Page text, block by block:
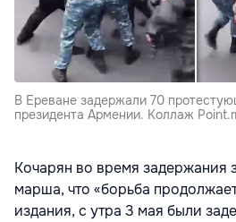
В Ереване задержали 70
президента Армении. Коллаж
Кочарян во время задержания
марша, что «борьба
издания, c утра 3 мая были